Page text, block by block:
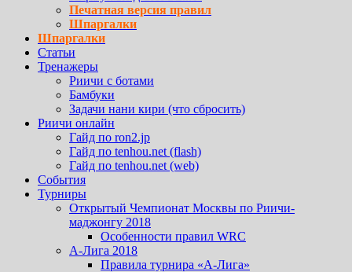
Печатная версия правил
Шпаргалки
Шпаргалки
Статьи
Тренажеры
Риичи с ботами
Бамбуки
Задачи нани кири (что сбросить)
Риичи онлайн
Гайд по ron2.jp
Гайд по tenhou.net (flash)
Гайд по tenhou.net (web)
События
Турниры
Открытый Чемпионат Москвы по Риичи-
маджонгу 2018
Особенности правил WRC
А-Лига 2018
Правила турнира «А-Лига»